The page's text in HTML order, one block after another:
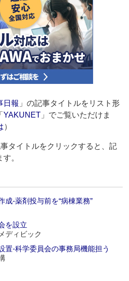
日報 」の記事タイトルをリスト形
YAKUNET 」でご覧いただけま
）
タイトルをクリックすると、記
。
成‐薬剤投与前を“病棟業務”
を設立
ディビック
置‐科学委員会の事務局機能担う